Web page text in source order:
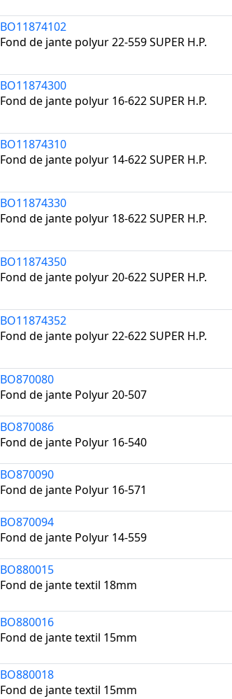
BO11874102
Fond de jante polyur 22-559 SUPER H.P.
BO11874300
Fond de jante polyur 16-622 SUPER H.P.
BO11874310
Fond de jante polyur 14-622 SUPER H.P.
BO11874330
Fond de jante polyur 18-622 SUPER H.P.
BO11874350
Fond de jante polyur 20-622 SUPER H.P.
BO11874352
Fond de jante polyur 22-622 SUPER H.P.
BO870080
Fond de jante Polyur 20-507
BO870086
Fond de jante Polyur 16-540
BO870090
Fond de jante Polyur 16-571
BO870094
Fond de jante Polyur 14-559
BO880015
Fond de jante textil 18mm
BO880016
Fond de jante textil 15mm
BO880018
Fond de jante textil 15mm